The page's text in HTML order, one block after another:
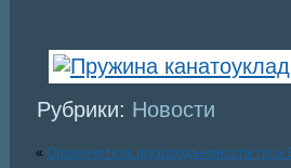
Рубрики: Новости
« Ограничитель грузоподъемности